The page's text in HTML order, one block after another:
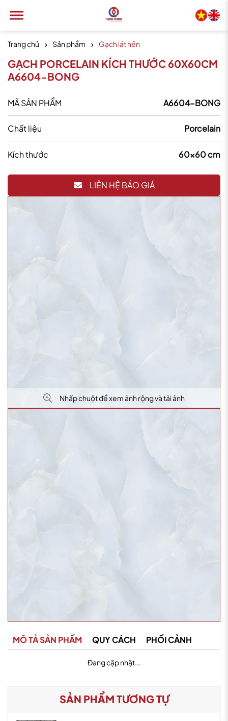
Trang chủ Sản phẩm Gạch lát nền
Nhấp chuột để xem ảnh rộng và tải ảnh
GẠCH PORCELAIN KÍCH THƯỚC 60X60CM
A6604-BONG
MÃ SẢN PHẨM A6604-BONG
Chất liệu Porcelain
Kích thước 60x60 cm
LIÊN HỆ BÁO GIÁ
MÔ TẢ SẢN PHẨM QUY CÁCH PHỐI CẢNH
Đang cập nhật...
SẢN PHẨM TƯƠNG TỰ